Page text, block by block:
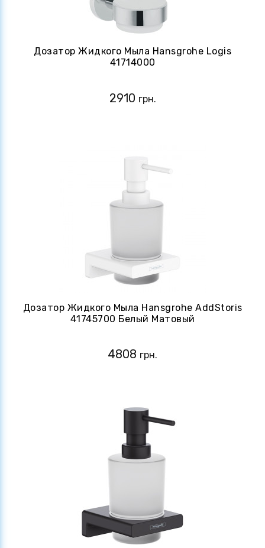
Дозатор Жидкого Мыла Hansgrohe Logis
41714000
2910 грн.
Дозатор Жидкого Мыла Hansgrohe AddStoris
41745700 Белый Матовый
4808 грн.